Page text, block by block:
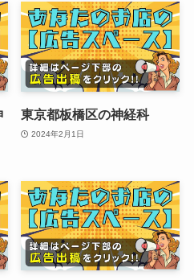
東京都板橋区の神経科
2024年2月1日